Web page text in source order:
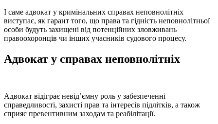
І саме адвокат у кримінальних справах неповнолітніх
виступає, як гарант того, що права та гідність неповнолітньої
особи будуть захищені від потенційних зловживань
правоохоронців чи інших учасників судового процесу.
Адвокат у справах неповнолітніх
Адвокат відіграє невід’ємну роль у забезпеченні
справедливості, захисті прав та інтересів підлітків, а також
сприяє превентивним заходам та реабілітації.